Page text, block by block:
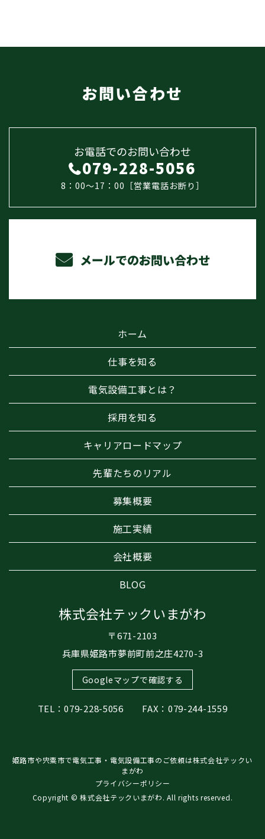
お問い合わせ
お電話でのお問い合わせ
079-228-5056
8：00～17：00［営業電話お断り］
メールでのお問い合わせ
ホーム
仕事を知る
電気設備工事とは？
採用を知る
キャリアロードマップ
先輩たちのリアル
募集概要
施工実績
会社概要
BLOG
株式会社テックいまがわ
〒671-2103
兵庫県姫路市夢前町前之庄4270-3
Googleマップで確認する
TEL：079-228-5056 FAX：079-244-1559
姫路市や宍粟市で電気工事・電気設備工事のご依頼は株式会社テックい
まがわ
プライバシーポリシー
Copyright © 株式会社テックいまがわ. All rights reserved.